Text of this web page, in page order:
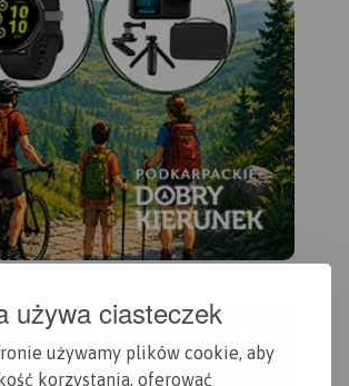
używa ciasteczek
używamy plików cookie, aby
korzystania, oferować